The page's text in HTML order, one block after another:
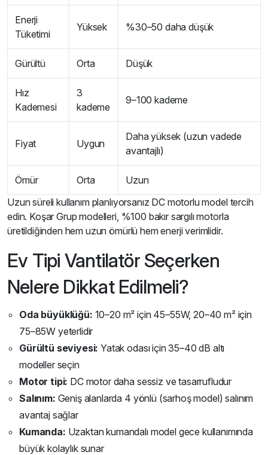
Enerji
Tüketimi
Yüksek %30–50 daha düşük
Gürültü Orta Düşük
Hız
Kademesi
3
kademe
9–100 kademe
Fiyat Uygun
Daha yüksek (uzun vadede
avantajlı)
Ömür Orta
Uzun
Uzun süreli kullanım planlıyorsanız DC motorlu model tercih
edin. Koşar Grup modelleri, %100 bakır sargılı motorla
üretildiğinden hem uzun ömürlü hem enerji verimlidir.
Ev Tipi Vantilatör Seçerken
Nelere Dikkat Edilmeli?
Oda büyüklüğü: 10–20 m² için 45–55W, 20–40 m² için
75–85W yeterlidir
Gürültü seviyesi: Yatak odası için 35–40 dB altı
modeller seçin
Motor tipi: DC motor daha sessiz ve tasarrufludur
Salınım: Geniş alanlarda 4 yönlü (sarhoş model) salınım
avantaj sağlar
Kumanda: Uzaktan kumandalı model gece kullanımında
büyük kolaylık sunar